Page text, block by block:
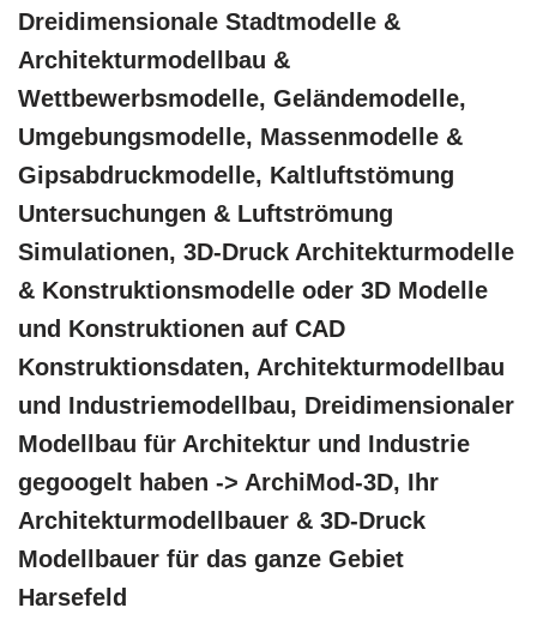
Dreidimensionale Stadtmodelle &
Architekturmodellbau &
Wettbewerbsmodelle, Geländemodelle,
Umgebungsmodelle, Massenmodelle &
Gipsabdruckmodelle, Kaltluftstömung
Untersuchungen & Luftströmung
Simulationen, 3D-Druck Architekturmodelle
& Konstruktionsmodelle oder 3D Modelle
und Konstruktionen auf CAD
Konstruktionsdaten, Architekturmodellbau
und Industriemodellbau, Dreidimensionaler
Modellbau für Architektur und Industrie
gegoogelt haben -> ArchiMod-3D, Ihr
Architekturmodellbauer & 3D-Druck
Modellbauer für das ganze Gebiet
Harsefeld